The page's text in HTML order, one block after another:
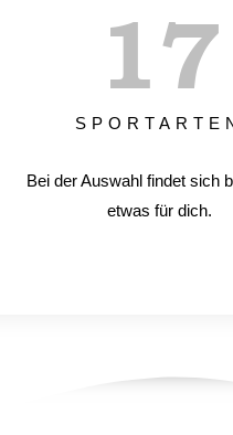
17
Bei der Auswahl findet sich
etwas für dich.